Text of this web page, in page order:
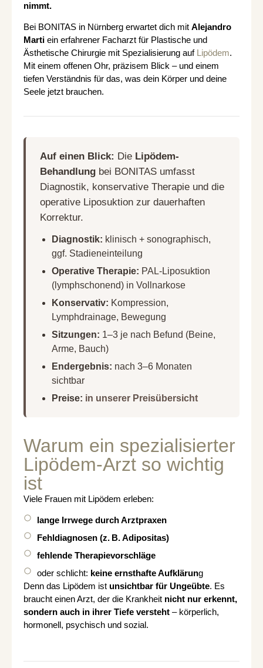
nimmt.
Bei BONITAS in Nürnberg erwartet dich mit Alejandro
Marti ein erfahrener Facharzt für Plastische und
Ästhetische Chirurgie mit Spezialisierung auf Lipödem.
Mit einem offenen Ohr, präzisem Blick – und einem
tiefen Verständnis für das, was dein Körper und deine
Seele jetzt brauchen.
Auf einen Blick: Die Lipödem-
Behandlung bei BONITAS umfasst
Diagnostik, konservative Therapie und die
operative Liposuktion zur dauerhaften
Korrektur.
Diagnostik: klinisch + sonographisch,
ggf. Stadieneinteilung
Operative Therapie: PAL-Liposuktion
(lymphschonend) in Vollnarkose
Konservativ: Kompression,
Lymphdrainage, Bewegung
Sitzungen: 1–3 je nach Befund (Beine,
Arme, Bauch)
Endergebnis: nach 3–6 Monaten
sichtbar
Preise: in unserer Preisübersicht
Warum ein spezialisierter
Lipödem-Arzt so wichtig
ist
Viele Frauen mit Lipödem erleben:
lange Irrwege durch Arztpraxen
Fehldiagnosen (z. B. Adipositas)
fehlende Therapievorschläge
oder schlicht: keine ernsthafte Aufklärung
Denn das Lipödem ist unsichtbar für Ungeübte. Es
braucht einen Arzt, der die Krankheit nicht nur erkennt,
sondern auch in ihrer Tiefe versteht – körperlich,
hormonell, psychisch und sozial.